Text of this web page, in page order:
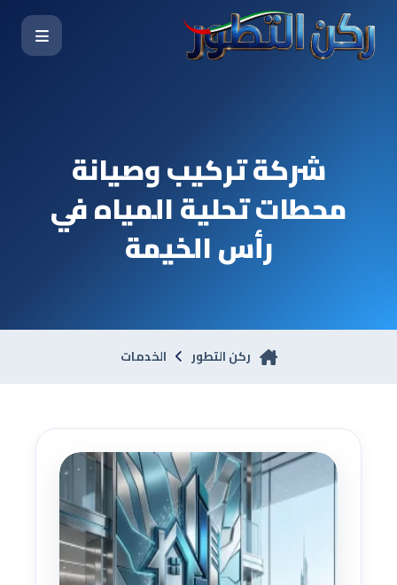
شركة تركيب وصيانة
محطات تحلية المياه في
رأس الخيمة
ركن التطور الخدمات